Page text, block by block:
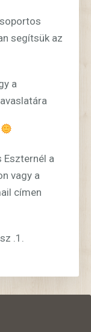
segítsük az
a
Eszternél a
vagy a
címen
.1.